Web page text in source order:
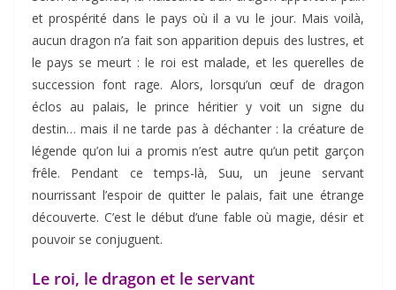
et prospérité dans le pays où il a vu le jour. Mais voilà,
aucun dragon n’a fait son apparition depuis des lustres, et
le pays se meurt : le roi est malade, et les querelles de
succession font rage. Alors, lorsqu’un œuf de dragon
éclos au palais, le prince héritier y voit un signe du
destin… mais il ne tarde pas à déchanter : la créature de
légende qu’on lui a promis n’est autre qu’un petit garçon
frêle. Pendant ce temps-là, Suu, un jeune servant
nourrissant l’espoir de quitter le palais, fait une étrange
découverte. C’est le début d’une fable où magie, désir et
pouvoir se conjuguent.
Le roi, le dragon et le servant